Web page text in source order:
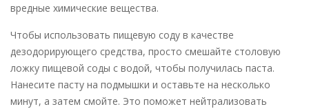
вредные химические вещества.
Чтобы использовать пищевую соду в качестве
дезодорирующего средства, просто смешайте столовую
ложку пищевой соды с водой, чтобы получилась паста.
Нанесите пасту на подмышки и оставьте на несколько
минут, а затем смойте. Это поможет нейтрализовать